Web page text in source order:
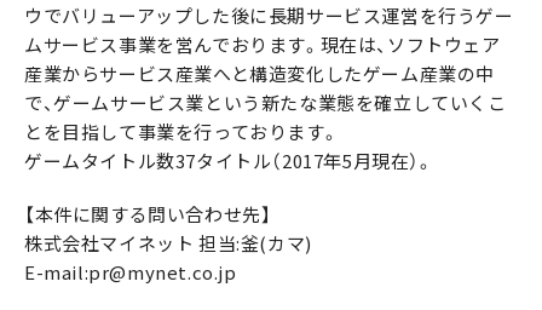
ウでバリューアップした後に長期サービス運営を行うゲー
ムサービス事業を営んでおります。現在は、ソフトウェア
産業からサービス産業へと構造変化したゲーム産業の中
で、ゲームサービス業という新たな業態を確立していくこ
とを目指して事業を行っております。
ゲームタイトル数37タイトル（2017年5月現在）。
【本件に関する問い合わせ先】
株式会社マイネット 担当:釜(カマ)
E-mail:pr@mynet.co.jp